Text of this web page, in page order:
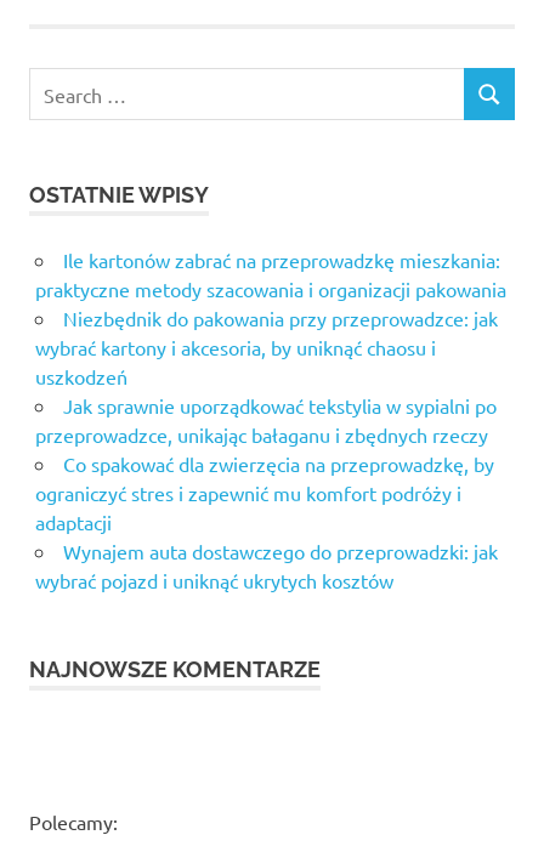
for:
SEARCH
OSTATNIE WPISY
Ile kartonów zabrać na przeprowadzkę mieszkania:
praktyczne metody szacowania i organizacji pakowania
Niezbędnik do pakowania przy przeprowadzce: jak
wybrać kartony i akcesoria, by uniknąć chaosu i
uszkodzeń
Jak sprawnie uporządkować tekstylia w sypialni po
przeprowadzce, unikając bałaganu i zbędnych rzeczy
Co spakować dla zwierzęcia na przeprowadzkę, by
ograniczyć stres i zapewnić mu komfort podróży i
adaptacji
Wynajem auta dostawczego do przeprowadzki: jak
wybrać pojazd i uniknąć ukrytych kosztów
NAJNOWSZE KOMENTARZE
Polecamy: